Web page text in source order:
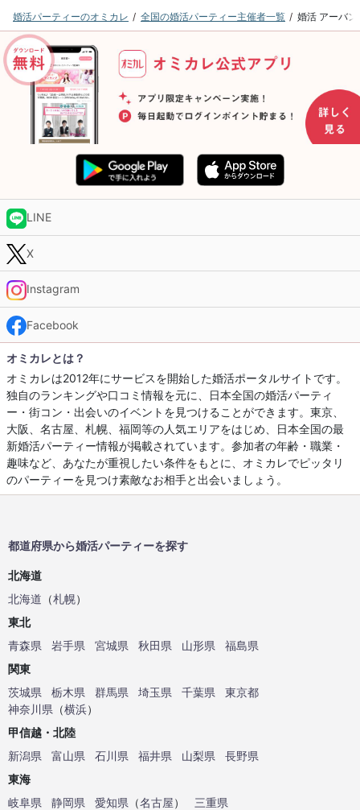
婚活パーティーのオミカレ 全国の婚活パーティー主催者一覧 婚活 アーバ
LINE
X
Instagram
Facebook
オミカレとは？
オミカレは2012年にサービスを開始した婚活ポータルサイトです。
独自のランキングや口コミ情報を元に、日本全国の婚活パーティ
ー・街コン・出会いのイベントを見つけることができます。東京、
大阪、名古屋、札幌、福岡等の人気エリアをはじめ、日本全国の最
新婚活パーティー情報が掲載されています。参加者の年齢・職業・
趣味など、あなたが重視したい条件をもとに、オミカレでピッタリ
のパーティーを見つけ素敵なお相手と出会いましょう。
都道府県から婚活パーティーを探す
北海道
北海道 （札幌）
東北
青森県
岩手県 宮城県 秋田県 山形県
福島県
関東
茨城県
栃木県 群馬県 埼玉県 千葉県
東京都
神奈川県 （横浜）
甲信越・北陸
新潟県
富山県 石川県 福井県 山梨県
長野県
東海
岐阜県
静岡県 愛知県 （名古屋）
三重県